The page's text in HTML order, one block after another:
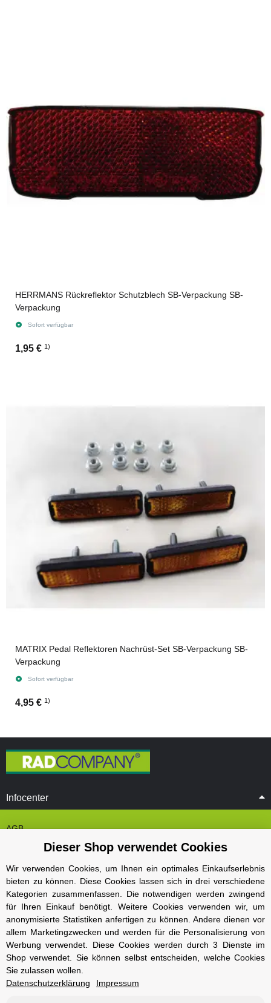
HERRMANS Rückreflektor Schutzblech SB-Verpackung SB-
Verpackung
Sofort verfügbar
1,95 € 1)
MATRIX Pedal Reflektoren Nachrüst-Set SB-Verpackung SB-
Verpackung
Sofort verfügbar
4,95 € 1)
Infocenter
AGB
Cookie Einstelungen
Datenschutz
Impressum
Kontakt und Öffnungszeiten
Versand und Zahlungsarten
Widerrufsbelehrung
Radcompany
Dieser Shop verwendet Cookies
Wir verwenden Cookies, um Ihnen ein optimales Einkaufserlebnis
bieten zu können. Diese Cookies lassen sich in drei verschiedene
Kategorien zusammenfassen. Die notwendigen werden zwingend
für Ihren Einkauf benötigt. Weitere Cookies verwenden wir, um
anonymisierte Statistiken anfertigen zu können. Andere dienen vor
allem Marketingzwecken und werden für die Personalisierung von
Werbung verwendet. Diese Cookies werden durch 3 Dienste im
Shop verwendet. Sie können selbst entscheiden, welche Cookies
Sie zulassen wollen.
Datenschutzerklärung
Impressum